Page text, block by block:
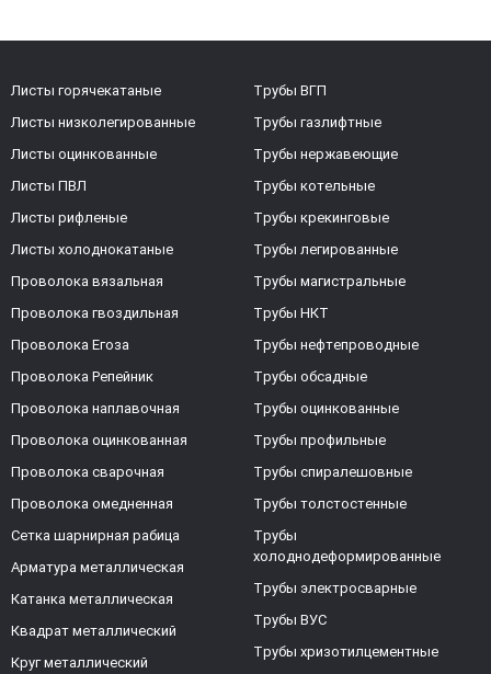
Листы горячекатаные
Листы низколегированные
Листы оцинкованные
Листы ПВЛ
Листы рифленые
Листы холоднокатаные
Проволока вязальная
Проволока гвоздильная
Проволока Егоза
Проволока Репейник
Проволока наплавочная
Проволока оцинкованная
Проволока сварочная
Проволока омедненная
Сетка шарнирная рабица
Арматура металлическая
Катанка металлическая
Квадрат металлический
Круг металлический
Трубы ВГП
Трубы газлифтные
Трубы нержавеющие
Трубы котельные
Трубы крекинговые
Трубы легированные
Трубы магистральные
Трубы НКТ
Трубы нефтепроводные
Трубы обсадные
Трубы оцинкованные
Трубы профильные
Трубы спиралешовные
Трубы толстостенные
Трубы
холоднодеформированные
Трубы электросварные
Трубы ВУС
Трубы хризотилцементные